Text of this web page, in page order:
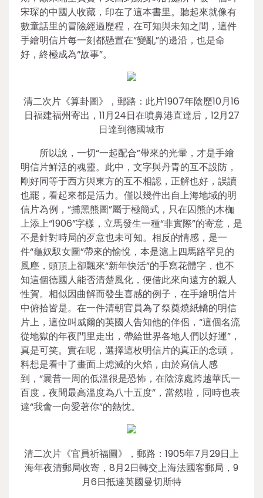
宋琛的中國人收藏，印在了這本書里。聽起來就像有
數童話里的冒險經過歷程，在可知與未知之間，這件
手繪明信片每一刻都懸置在“變亂”的邊沿，也是命
好，終極成為“故事”。
清二次片《算卦圖》，郵路：此片1907年陰歷10月16
日福建福州寄出，11月24日在噴鼻港直達后，12月27
日達到德國城市
所以說，一切“一起配合”帶來的光暈，才是手繪
明信片鮮活的魂靈。此中，文字與丹青的互不設防，
剛好同等于西方與東方的互不相認，正解也好，誤讀
也罷，看起來都是活力。僅以幾件出自上海地域的明
信片為例，“捕黑熊圖”屬于極簡式，只在囚熊的木枷
上添上“1906”字樣，立馬發生一種“非實際”的寄意，是
不是針對時局的歹意也未可知。相反的情感，是一
件“龜奴馭女圖”帶來的愉悅，本是滬上四馬路罕見的
風塵，頭頂上卻飄來“新年快活”的手寫花體字，也不
知這個德國人能否清楚風化，便借此來向遠方的親人
性賀。相似因曲解而發生喜感的例子，在手繪明信片
中俯拾皆是。在一件清朝官員為了祭奠燒紙轎的明信
片上，這位叫威爾的英國人告知他的伴侶，“這個名流
從地獄的年夜門里走出，帶給世界各地人們以好運”，
真是可笑。實在呢，選擇這枚明信片的真正的念頭，
料想是看中了畫面上熄滅的火焰，由於寫信人感
到，“曩昔一周的低溫很是恐怖，在陰涼處跨越華氏一
百度，夜間最高溫度為八十五度”，當然啦，同時也表
達“我會一向愛著你”的熱忱。
清二次片《官員祈福圖》，郵路：1905年7月29日上
海年夜清郵局收寄，8月2日轉交上海法國客郵局，9
月6日抵達英國曼切斯特